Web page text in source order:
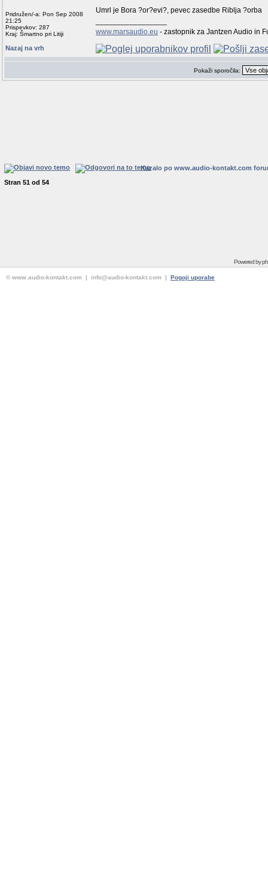
Pridružen/-a: Pon Sep 2008
21:25
Prispevkov: 287
Kraj: Šmartno pri Litiji
Umrl je Bora ?or?evi?, pevec zasedbe Riblja ?orba
www.marsaudio.eu - zastopnik za Jantzen Audio in
Nazaj na vrh
Pokaži sporočila:
Kazalo po www.audio-kontakt.com
Stran 51 od 54
Powered by
© www.audio-kontakt.com | info@audio-kontakt.com | Pogoji uporabe